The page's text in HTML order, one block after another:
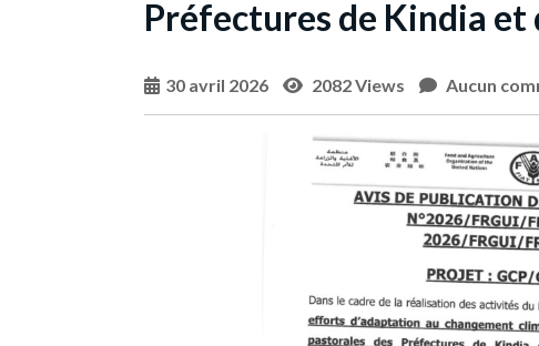
Préfectures de Kindia et
30 avril 2026 2082 Views Aucun